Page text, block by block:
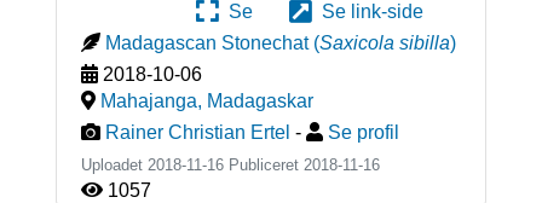
Se
Se link-side
Madagascan Stonechat (Saxicola sibilla)
2018-10-06
Mahajanga, Madagaskar
Rainer Christian Ertel - Se profil
Uploadet 2018-11-16 Publiceret 2018-11-16
1057